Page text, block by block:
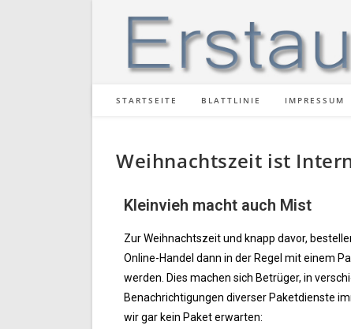
STARTSEITE BLATTLINIE IMPRESSUM
Weihnachtszeit ist
Kleinvieh macht auch Mist
Zur Weihnachtszeit und knapp davor,
Online-Handel dann in der Regel mit einem
werden. Dies machen sich Betrüger, in
Benachrichtigungen diverser Paketdienste
wir gar kein Paket erwarten: